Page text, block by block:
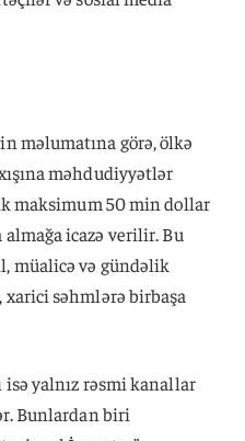
məlumatına görə, ölkə
məhdudiyyətlər
maksimum 50 min dollar
icazə verilir. Bu
müalicə və gündəlik
səhmlərə birbaşa
yalnız rəsmi kanallar
Bunlardan biri